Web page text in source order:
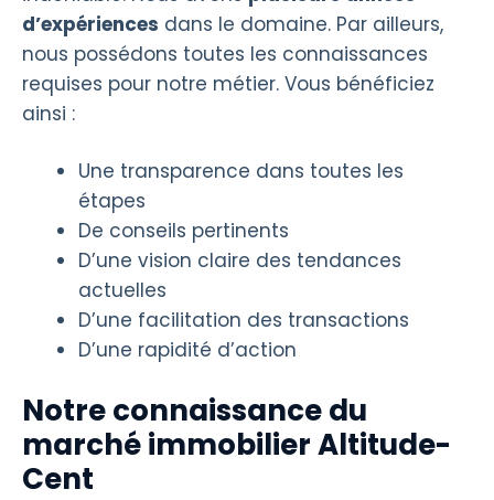
d’expériences dans le domaine. Par ailleurs,
nous possédons toutes les connaissances
requises pour notre métier. Vous bénéficiez
ainsi :
Une transparence dans toutes les
étapes
De conseils pertinents
D’une vision claire des tendances
actuelles
D’une facilitation des transactions
D’une rapidité d’action
Notre connaissance du
marché immobilier Altitude-
Cent